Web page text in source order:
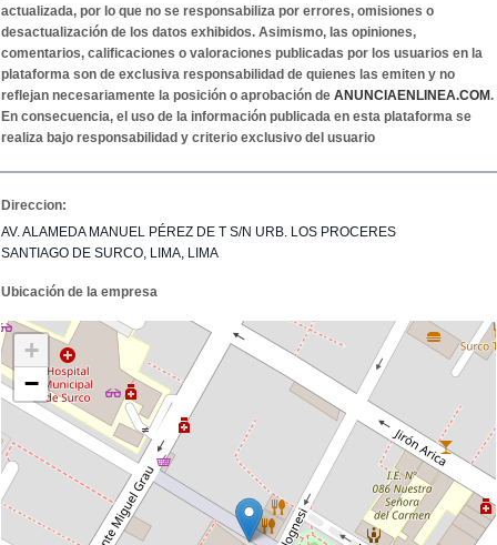
actualizada, por lo que no se responsabiliza por errores, omisiones o
desactualización de los datos exhibidos. Asimismo, las opiniones,
comentarios, calificaciones o valoraciones publicadas por los usuarios en la
plataforma son de exclusiva responsabilidad de quienes las emiten y no
reflejan necesariamente la posición o aprobación de ANUNCIAENLINEA.COM.
En consecuencia, el uso de la información publicada en esta plataforma se
realiza bajo responsabilidad y criterio exclusivo del usuario
Direccion:
AV. ALAMEDA MANUEL PÉREZ DE T S/N URB. LOS PROCERES
SANTIAGO DE SURCO, LIMA, LIMA
Ubicación de la empresa
+
−